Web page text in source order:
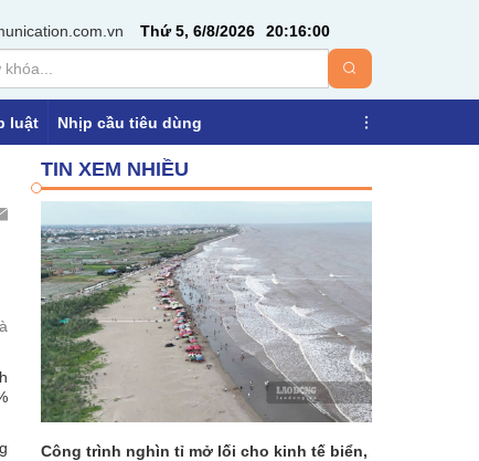
Thứ 5, 6/8/2026 20:16:01
luật Nhịp cầu tiêu dùng
TIN XEM NHIỀU
Công trình nghìn tỉ mở lối cho kinh tế biển,